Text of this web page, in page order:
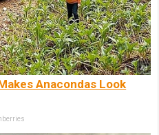
Anacondas Look